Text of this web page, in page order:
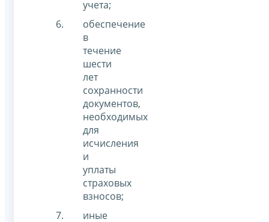
учета;
обеспечение
в
течение
шести
лет
сохранности
документов,
необходимых
для
исчисления
и
уплаты
страховых
взносов;
иные